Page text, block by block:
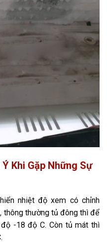
Khi Gặp Những Sự
nhiệt độ xem có chỉnh
thông thường tủ đông thì để
-18 độ C. Còn tủ mát thì